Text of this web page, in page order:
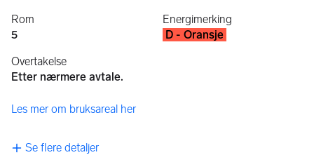
Rom
5
Energimerking
D - Oransje
Overtakelse
Etter nærmere avtale.
Les mer om bruksareal her
Se flere detaljer